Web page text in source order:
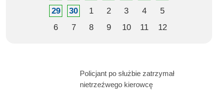
29
30 1 2 3 4
5
6
7 8 9 10 11 12
Policjant po służbie zatrzymał
nietrzeźwego kierowcę